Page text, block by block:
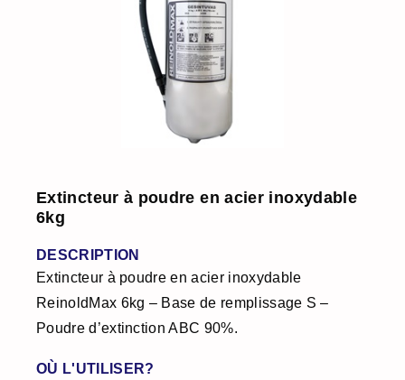
Extincteur à poudre en acier inoxydable
6kg
DESCRIPTION
Extincteur à poudre en acier inoxydable
ReinoldMax 6kg – Base de remplissage S –
Poudre d’extinction ABC 90%.
OÙ L'UTILISER?